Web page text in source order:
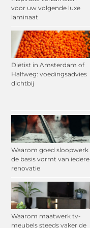
voor uw volgende luxe
laminaat
Diëtist in Amsterdam of
Halfweg: voedingsadvies
dichtbij
Waarom goed sloopwerk
de basis vormt van iedere
renovatie
Waarom maatwerk tv-
meubels steeds vaker de